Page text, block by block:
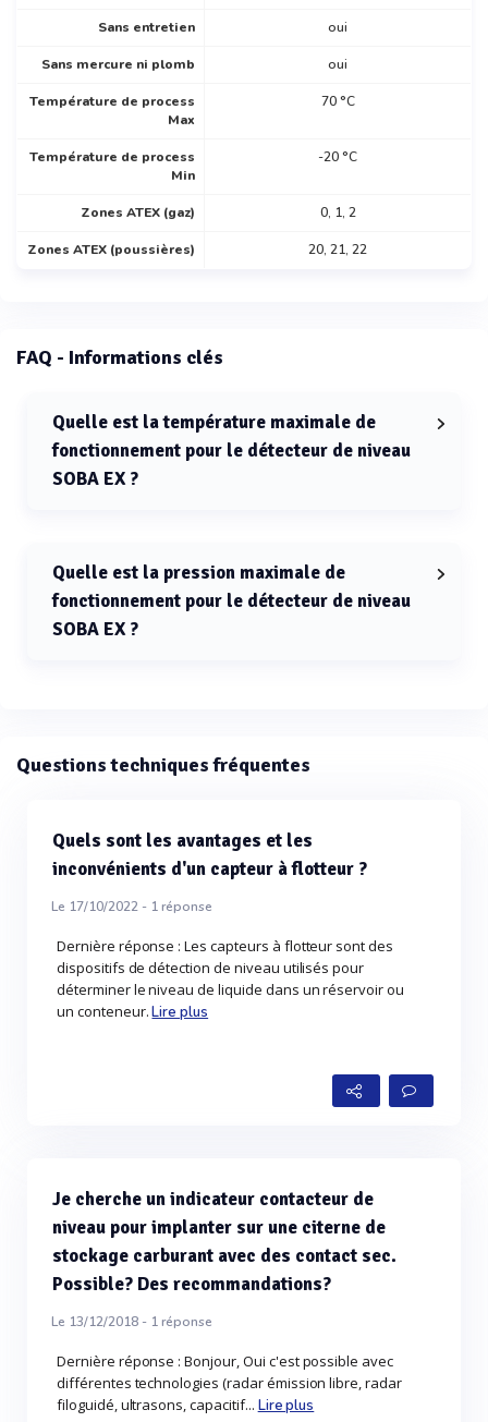
Sans entretien oui
Sans mercure ni plomb oui
Température de process
Max
70 °C
Température de process
Min
-20 °C
Zones ATEX (gaz) 0, 1, 2
Zones ATEX (poussières) 20, 21, 22
FAQ - Informations clés
Quelle est la température maximale de
fonctionnement pour le détecteur de niveau
SOBA EX ?
Quelle est la pression maximale de
fonctionnement pour le détecteur de niveau
SOBA EX ?
Questions techniques fréquentes
Quels sont les avantages et les
inconvénients d'un capteur à flotteur ?
Le 17/10/2022 - 1réponse
Dernière réponse : Les capteurs à flotteur sont des
dispositifs de détection de niveau utilisés pour
déterminer le niveau de liquide dans un réservoir ou
un conteneur.Lire plus
Je cherche un indicateur contacteur de
niveau pour implanter sur une citerne de
stockage carburant avec des contact sec.
Possible? Des recommandations?
Le 13/12/2018 - 1réponse
Dernière réponse : Bonjour, Oui c'est possible avec
différentes technologies (radar émission libre, radar
filoguidé, ultrasons, capacitif... Lire plus